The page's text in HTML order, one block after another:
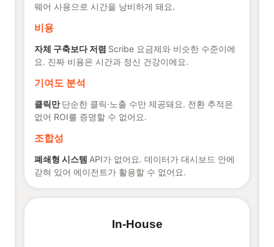
웨어 사용으로 시간을 낭비하게 돼요.
비용
자체 구축보다 저렴 Scribe 요금제와 비슷한 수준이에
요. 진짜 비용은 시간과 정신 건강이에요.
기여도 분석
클릭만 단순한 클릭·노출 수만 제공돼요. 전환 추적은
없어 ROI를 증명할 수 없어요.
조합성
폐쇄형 시스템 API가 없어요. 데이터가 대시보드 안에
갇혀 있어 에이전트가 활용할 수 없어요.
In-House